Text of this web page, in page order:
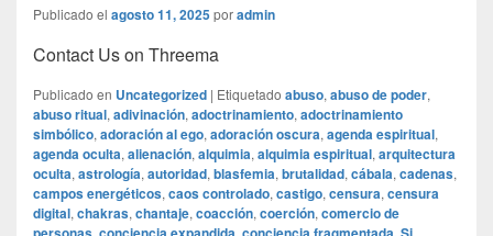
Publicado el agosto 11, 2025poradmin
Contact Us on Threema
Publicado en Uncategorized | Etiquetado abuso, abuso de poder,
abuso ritual, adivinación, adoctrinamiento, adoctrinamiento
simbólico, adoración al ego, adoración oscura, agenda espiritual,
agenda oculta, alienación, alquimia, alquimia espiritual, arquitectura
oculta, astrología, autoridad, blasfemia, brutalidad, cábala, cadenas,
campos energéticos, caos controlado, castigo, censura, censura
digital, chakras, chantaje, coacción, coerción, comercio de